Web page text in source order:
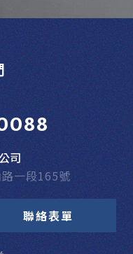
司
一段165號
聯絡表單